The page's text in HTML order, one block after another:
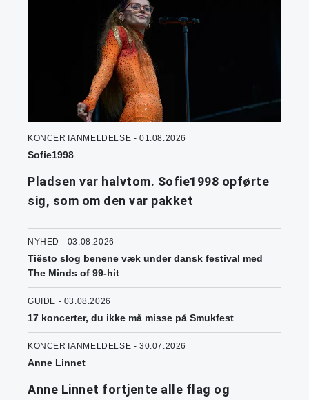
KONCERTANMELDELSE - 01.08.2026
Sofie1998
Pladsen var halvtom. Sofie1998 opførte
sig, som om den var pakket
NYHED - 03.08.2026
Tiësto slog benene væk under dansk festival med
The Minds of 99-hit
GUIDE - 03.08.2026
17 koncerter, du ikke må misse på Smukfest
KONCERTANMELDELSE - 30.07.2026
Anne Linnet
Anne Linnet fortjente alle flag og